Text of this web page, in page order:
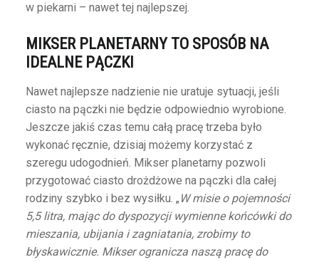
w piekarni – nawet tej najlepszej.
MIKSER PLANETARNY TO SPOSÓB NA
IDEALNE PĄCZKI
Nawet najlepsze nadzienie nie uratuje sytuacji, jeśli
ciasto na pączki nie będzie odpowiednio wyrobione.
Jeszcze jakiś czas temu całą pracę trzeba było
wykonać ręcznie, dzisiaj możemy korzystać z
szeregu udogodnień. Mikser planetarny pozwoli
przygotować ciasto drożdżowe na pączki dla całej
rodziny szybko i bez wysiłku. „ W misie o pojemności
5,5 litra, mając do dyspozycji wymienne końcówki do
mieszania, ubijania i zagniatania, zrobimy to
błyskawicznie. Mikser ogranicza naszą pracę do